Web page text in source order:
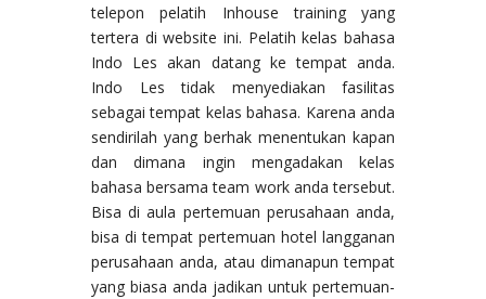
telepon pelatih Inhouse training yang
tertera di website ini. Pelatih kelas bahasa
Indo Les akan datang ke tempat anda.
Indo Les tidak menyediakan fasilitas
sebagai tempat kelas bahasa. Karena anda
sendirilah yang berhak menentukan kapan
dan dimana ingin mengadakan kelas
bahasa bersama team work anda tersebut.
Bisa di aula pertemuan perusahaan anda,
bisa di tempat pertemuan hotel langganan
perusahaan anda, atau dimanapun tempat
yang biasa anda jadikan untuk pertemuan-